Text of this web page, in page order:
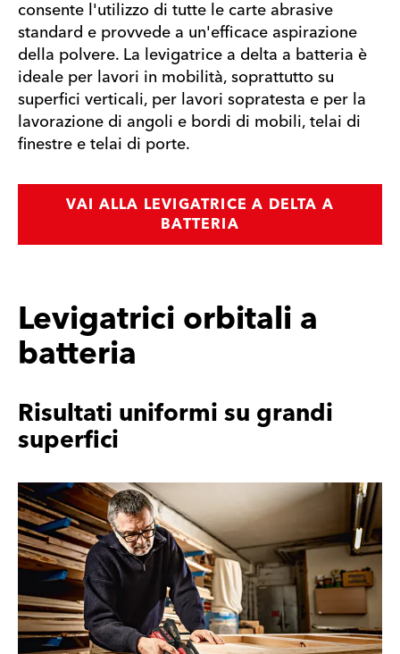
consente l'utilizzo di tutte le carte abrasive
standard e provvede a un'efficace aspirazione
della polvere. La levigatrice a delta a batteria è
ideale per lavori in mobilità, soprattutto su
superfici verticali, per lavori sopratesta e per la
lavorazione di angoli e bordi di mobili, telai di
finestre e telai di porte.
VAI ALLA LEVIGATRICE A DELTA A
BATTERIA
Levigatrici orbitali a
batteria
Risultati uniformi su grandi
superfici